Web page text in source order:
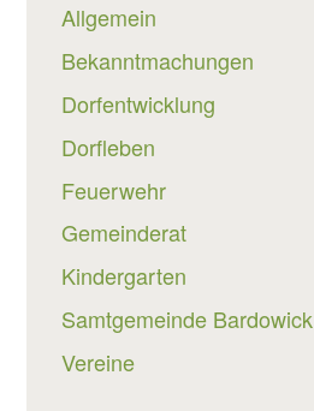
Allgemein
Bekanntmachungen
Dorfentwicklung
Dorfleben
Feuerwehr
Gemeinderat
Kindergarten
Samtgemeinde Bardowick
Vereine